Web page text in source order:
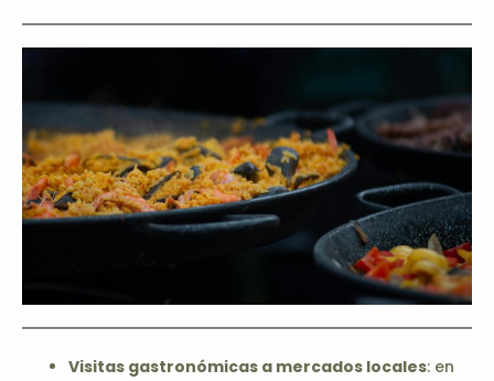
Visitas gastronómicas a mercados locales: en